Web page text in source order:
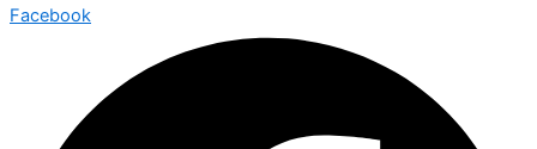
Facebook